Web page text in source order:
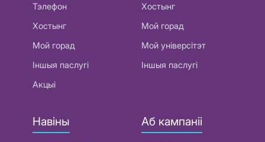
Тэлефон
Хостынг
Мой горад
Іншыя паслугі
Акцыі
Хостынг
Мой горад
Мой універсітэт
Іншыя паслугі
Навіны Аб кампаніі